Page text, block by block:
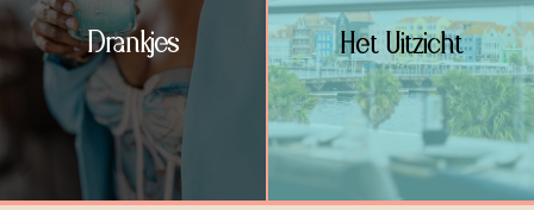
Drankjes Het Uitzicht